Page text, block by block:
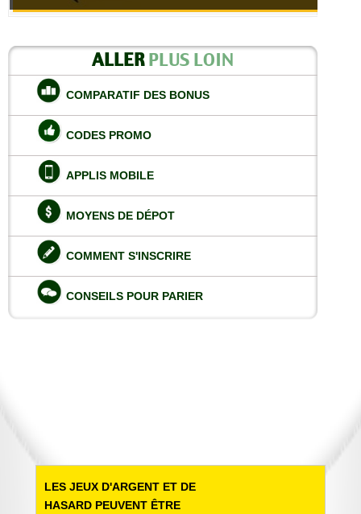
ALLERPLUS LOIN
COMPARATIF DES BONUS
CODES PROMO
APPLIS MOBILE
MOYENS DE DÉPOT
COMMENT S'INSCRIRE
CONSEILS POUR PARIER
LES JEUX D'ARGENT ET DE
HASARD PEUVENT ÊTRE